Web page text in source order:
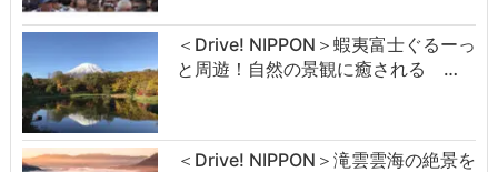
＜Drive! NIPPON＞蝦夷富士ぐるーっ
と周遊！自然の景観に癒される …
＜Drive! NIPPON＞滝雲雲海の絶景を